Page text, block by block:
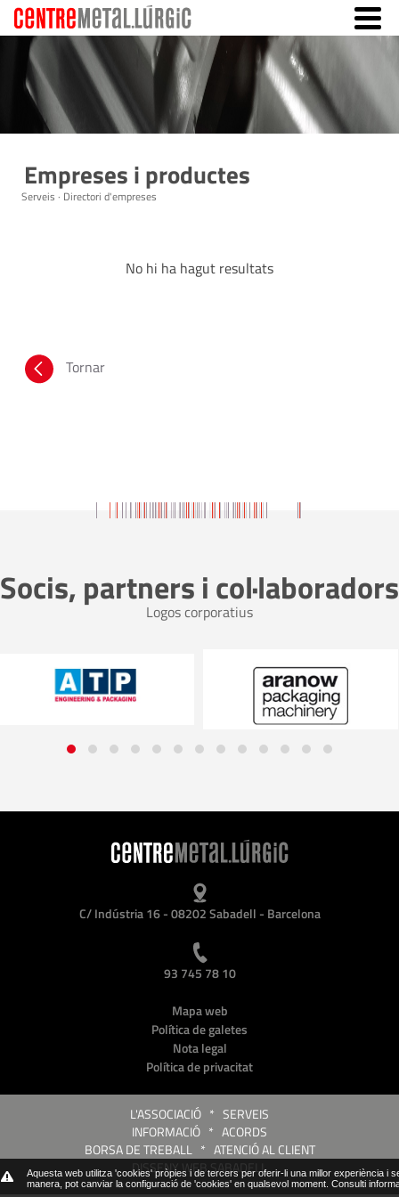
Aquesta web utilitza 'cookies' pròpies i de tercers per oferir-li una millor experiència
manera, pot canviar la configuració de 'cookies' en qualsevol moment. Consulti
Empreses i productes
Serveis · Directori d'empreses
No hi ha hagut resultats
Tornar
Socis, partners i col·laboradors
Logos corporatius
C/ Indústria 16 - 08202 Sabadell - Barcelona
93 745 78 10
Mapa web
Política de galetes
Nota legal
Política de privacitat
L'ASSOCIACIÓ * SERVEIS
INFORMACIÓ * ACORDS
BORSA DE TREBALL* ATENCIÓ AL CLIENT
DISSENY WEB SABADELL